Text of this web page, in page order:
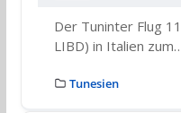
Der Tuninter Flug
LIBD) in Italien
Tunesien